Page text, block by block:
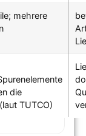
mehrere
die
TUTCO)